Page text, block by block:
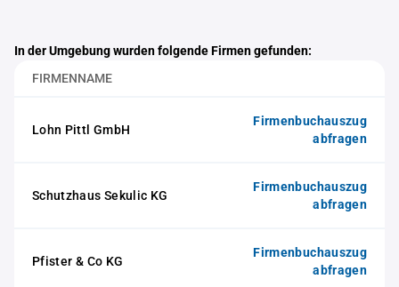
In der Umgebung wurden folgende Firmen gefunden:
FIRMENNAME
Lohn Pittl GmbH
Firmenbuchauszug
abfragen
Schutzhaus Sekulic KG
Firmenbuchauszug
abfragen
Pfister & Co KG
Firmenbuchauszug
abfragen